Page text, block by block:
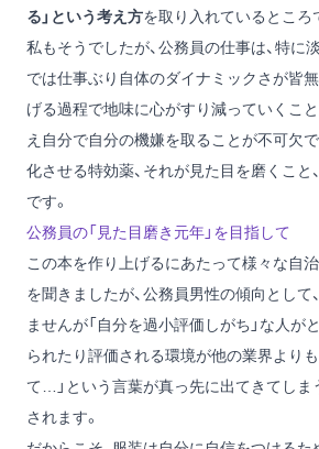
る」という考え方を取り入れているところ
私もそうでしたが、公務員の仕事は、特に
では仕事ぶり自体のダイナミックさが皆
げる過程で地味に心がすり減っていくこ
え自分で自分の機嫌を取ることが不可欠
化させる特効薬、それが見た目を磨くこと
です。
公務員の「見た目磨き元年」を目指して
この本を作り上げるにあたって様々な自
を聞きましたが、公務員男性の傾向として
ませんが「自分を過小評価しがち」な人が
られたり評価される環境が他の業界より
て…」という言葉が真っ先に出てきてしま
されます。